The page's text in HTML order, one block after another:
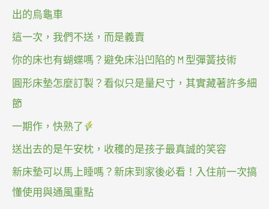
出的烏龜車
這一次，我們不送，而是義賣
你的床也有蝴蝶嗎？避免床沿凹陷的 M 型彈簧技術
圓形床墊怎麼訂製？看似只是量尺寸，其實藏著許多細
節
一期作，快熟了
送出去的是午安枕，收穫的是孩子最真誠的笑容
新床墊可以馬上睡嗎？新床到家後必看！入住前一次搞
懂使用與通風重點